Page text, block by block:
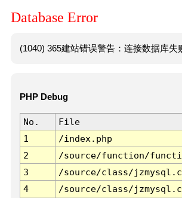
Database Error
(1040) 365建站错误警告：连接数据库
PHP Debug
No. File
1
/index.php
2
/source/function/
3
/source/class/
4
/source/class/